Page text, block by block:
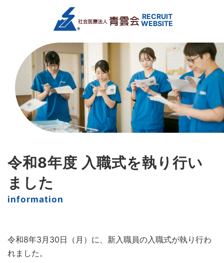
令和8年度 入職式を執り行い
ました
令和8年3月30日（月）に、新入職員の入職式が執り行わ
れました。